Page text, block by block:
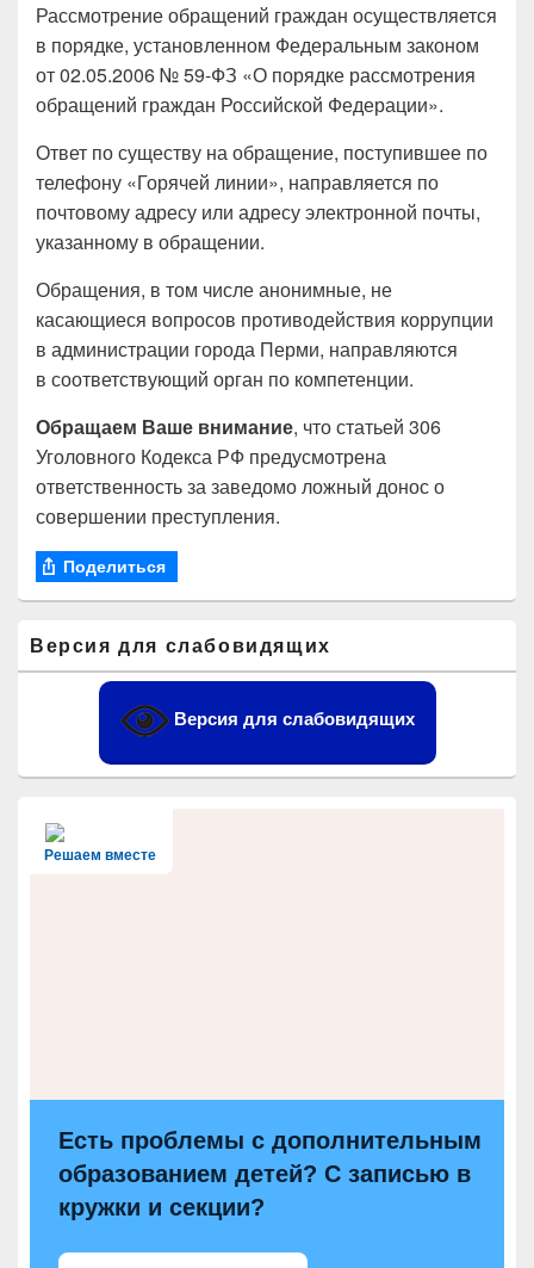
Рассмотрение обращений граждан осуществляется
в порядке, установленном Федеральным законом
от 02.05.2006 № 59-ФЗ «О порядке рассмотрения
обращений граждан Российской Федерации».
Ответ по существу на обращение, поступившее по
телефону «Горячей линии», направляется по
почтовому адресу или адресу электронной почты,
указанному в обращении.
Обращения, в том числе анонимные, не
касающиеся вопросов противодействия коррупции
в администрации города Перми, направляются
в соответствующий орган по компетенции.
Обращаем Ваше внимание, что статьей 306
Уголовного Кодекса РФ предусмотрена
ответственность за заведомо ложный донос о
совершении преступления.
Поделиться
основной
боковой
Версия для слабовидящих
Версия для слабовидящих
Решаем вместе
Есть проблемы с дополнительным
образованием детей? С записью в
кружки и секции?